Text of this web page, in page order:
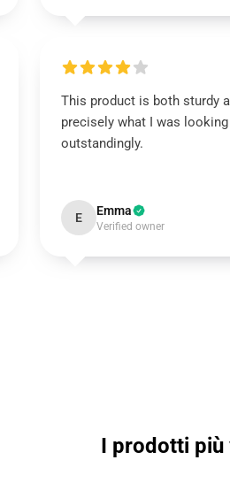
This product is both sturdy
precisely what I was
outstandingly.
E Emma
Verified owner
I prodotti più